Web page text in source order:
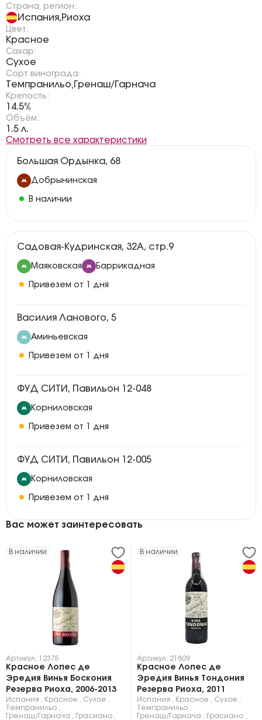
Страна, регион:
Испания,Риоха
Цвет:
Красное
Сахар:
Сухое
Сорт винограда:
Темпранильо,Гренаш/Гарнача
Крепость:
14.5%
Объём:
1.5 л.
Смотреть все характеристики
Большая Ордынка, 68
Добрынинская
В наличии
Садовая-Кудринская, 32А, стр.9
Маяковская Баррикадная
Привезем от 1 дня
Василия Ланового, 5
Аминьевская
Привезем от 1 дня
ФУД СИТИ, Павильон 12-048
Корниловская
Привезем от 1 дня
ФУД СИТИ, Павильон 12-005
Корниловская
Привезем от 1 дня
Вас может заинтересовать
В наличии
Артикул: 12375
Красное Лопес де
Эредия Винья Боскония
Резерва Риоха, 2006-2013
Испания Красное Сухое
Темпранильо
Гренаш/Гарнача
Грасиано
В наличии
Артикул: 21809
Красное Лопес де
Эредия Винья Тондония
Резерва Риоха, 2011
Испания Красное Сухое
Темпранильо
Гренаш/Гарнача
Грасиано